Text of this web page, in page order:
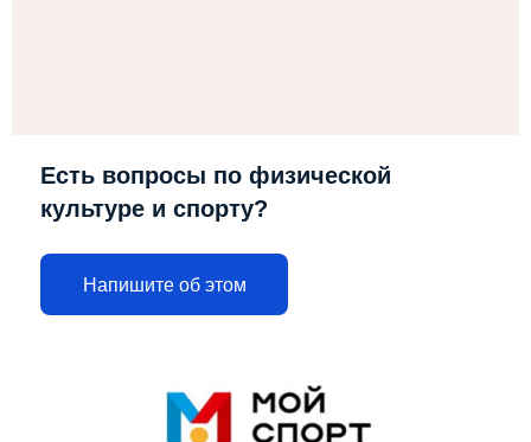
Есть вопросы по физической
культуре и спорту?
Напишите об этом